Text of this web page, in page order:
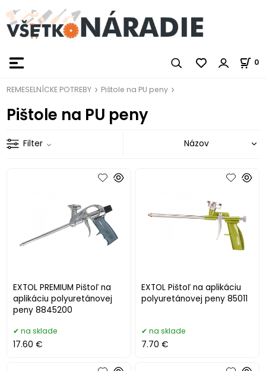
0
REMESELNÍCKE POTREBY Pištole na PU peny
Pištole na PU peny
Filter
EXTOL PREMIUM Pištoľ na
aplikáciu polyuretánovej
peny 8845200
na sklade
17.60 €
EXTOL Pištoľ na aplikáciu
polyuretánovej peny 85011
na sklade
7.70 €